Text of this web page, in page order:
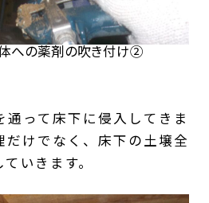
への薬剤の吹き付け②
通って床下に侵入してきま
だけでなく、床下の土壌全
いきます。